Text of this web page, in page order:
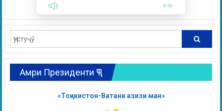
0:00
Амри Президенти ҶТ
«Тоҷикистон-Ватани азизи ман»